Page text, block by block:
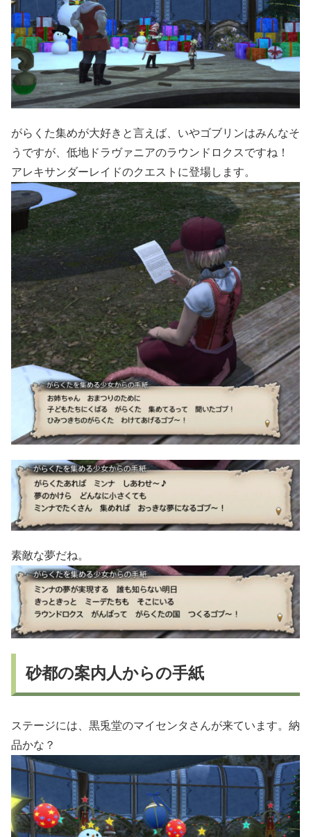
がらくた集めが大好きと言えば、いやゴブリンはみんなそ
うですが、低地ドラヴァニアのラウンドロクスですね！
アレキサンダーレイドのクエストに登場します。
素敵な夢だね。
砂都の案内人からの手紙
ステージには、黒兎堂のマイセンタさんが来ています。納
品かな？